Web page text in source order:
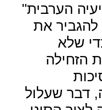
הערבית"
להגביר את
שלא
הזחילה
דבר שעלול